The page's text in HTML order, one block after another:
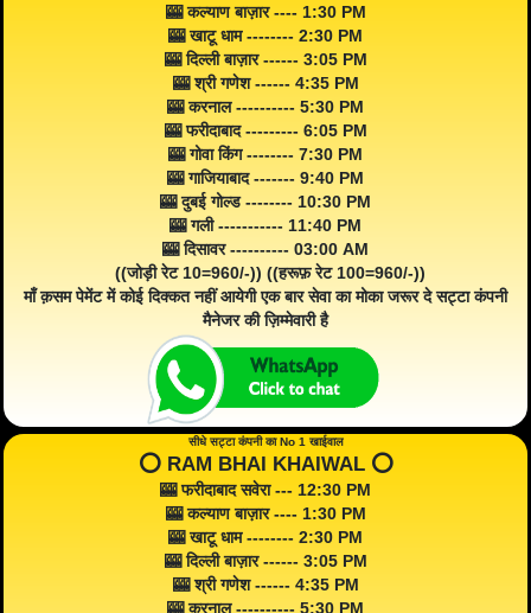
🎰 कल्याण बाज़ार ---- 1:30 PM
🎰 खाटू धाम -------- 2:30 PM
🎰 दिल्ली बाज़ार ------ 3:05 PM
🎰 श्री गणेश ------ 4:35 PM
🎰 करनाल ---------- 5:30 PM
🎰 फरीदाबाद --------- 6:05 PM
🎰 गोवा किंग -------- 7:30 PM
🎰 गाजियाबाद ------- 9:40 PM
🎰 दुबई गोल्ड -------- 10:30 PM
🎰 गली ----------- 11:40 PM
🎰 दिसावर ---------- 03:00 AM
((जोड़ी रेट 10=960/-)) ((हरूफ़ रेट 100=960/-))
माँ क़सम पेमेंट में कोई दिक्कत नहीं आयेगी एक बार सेवा का मोका जरूर दे सट्टा कंपनी
मैनेजर की ज़िम्मेवारी है
सीधे सट्टा कंपनी का No 1 खाईवाल
⭕️ RAM BHAI KHAIWAL ⭕️
🎰 फरीदाबाद सवेरा --- 12:30 PM
🎰 कल्याण बाज़ार ---- 1:30 PM
🎰 खाटू धाम -------- 2:30 PM
🎰 दिल्ली बाज़ार ------ 3:05 PM
🎰 श्री गणेश ------ 4:35 PM
🎰 करनाल ---------- 5:30 PM